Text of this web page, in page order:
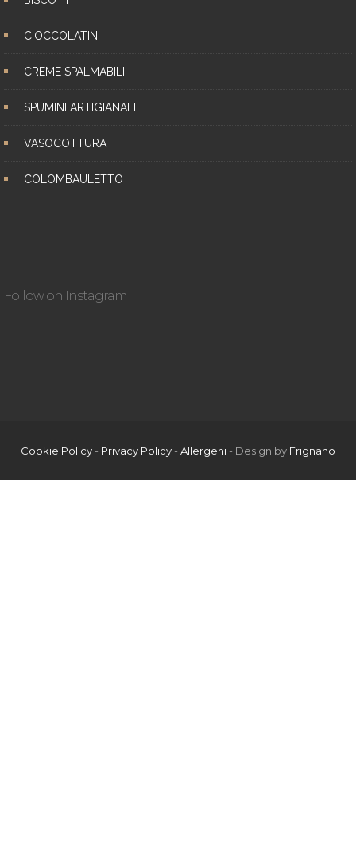
CIOCCOLATINI
CREME SPALMABILI
SPUMINI ARTIGIANALI
VASOCOTTURA
COLOMBAULETTO
Follow on Instagram
Cookie Policy - Privacy Policy - Allergeni - Design by Frignano